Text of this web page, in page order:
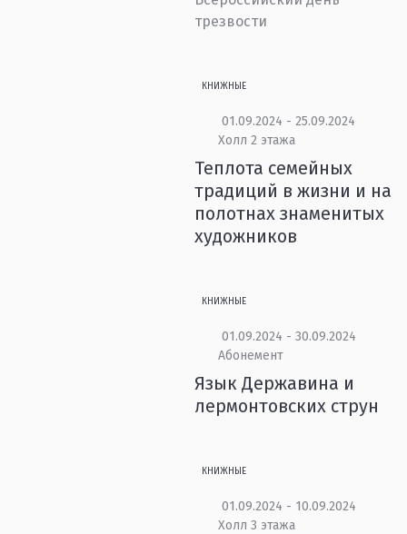
трезвости
КНИЖНЫЕ
01.09.2024 - 25.09.2024
Холл 2 этажа
Теплота семейных
традиций в жизни и на
полотнах знаменитых
художников
КНИЖНЫЕ
01.09.2024 - 30.09.2024
Абонемент
Язык Державина и
лермонтовских струн
КНИЖНЫЕ
01.09.2024 - 10.09.2024
Холл 3 этажа